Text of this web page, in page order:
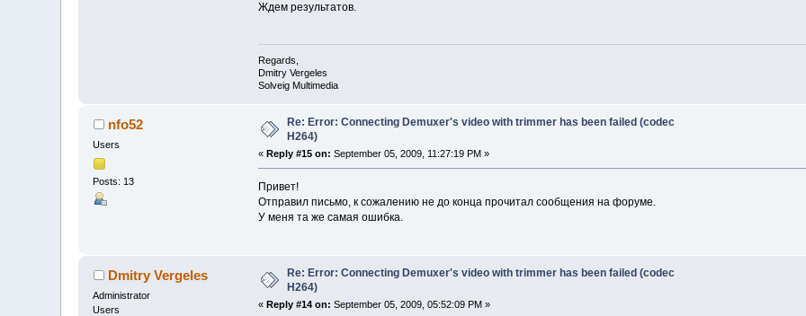
Ждем результатов.
Regards,
Dmitry Vergeles
Solveig Multimedia
nfo52
Users
Posts: 13
Re: Error: Connecting Demuxer's video with trimmer has been failed (codec
H264)
« Reply #15 on: September 05, 2009, 11:27:19 PM »
Привет!
Отправил письмо, к сожалению не до конца прочитал сообщения на форуме.
У меня та же самая ошибка.
Dmitry Vergeles
Administrator
Users
Re: Error: Connecting Demuxer's video with trimmer has been failed (codec
H264)
« Reply #14 on: September 05, 2009, 05:52:09 PM »